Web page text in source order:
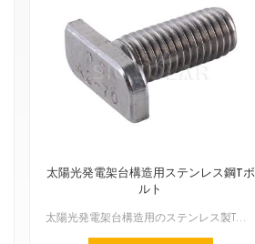
太陽光発電架台構造用ステンレス鋼Tボ
ルト
太陽光発電架台構造用のステンレス製Tボルトは、太陽光パネルの設置専用に設計された、丈夫で汎用性の高い締結具です。屋上設置型と地上設置型の両方の太陽光発電システムにおいて、太陽光モジュール、レール、その...